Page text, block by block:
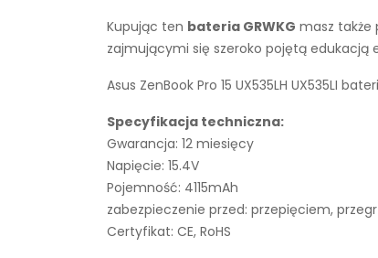
Kupując ten bateria GRWKG masz także
zajmującymi się szeroko pojętą edukacją
Asus ZenBook Pro 15 UX535LH UX535LI
Specyfikacja techniczna:
Gwarancja: 12 miesięcy
Napięcie: 15.4V
Pojemność: 4115mAh
zabezpieczenie przed: przepięciem,
Certyfikat: CE, RoHS